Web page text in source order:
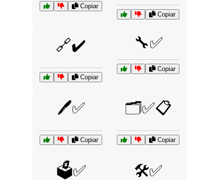
Copiar
Copiar
🔗✔️
Copiar
🔧✅
Copiar
🖊️✅
Copiar
🗂️✅📋
Copiar
🗳️✅ 🛠️✅